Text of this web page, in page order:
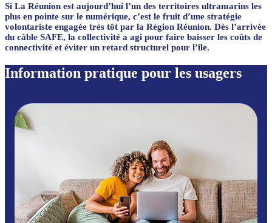
Si La Réunion est aujourd’hui l’un des territoires ultramarins les
plus en pointe sur le numérique, c’est le fruit d’une stratégie
volontariste engagée très tôt par la Région Réunion. Dès l’arrivée
du câble SAFE, la collectivité a agi pour faire baisser les coûts de
connectivité et éviter un retard structurel pour l’île.
Information pratique pour les usagers